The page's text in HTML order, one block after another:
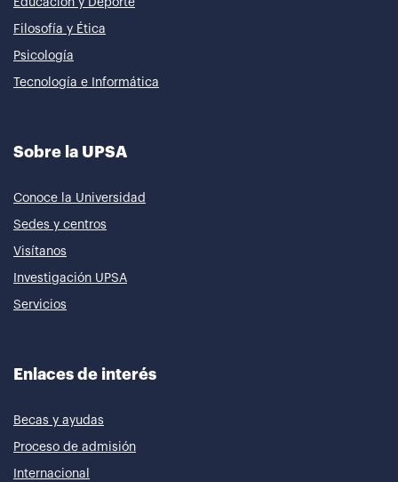
Educación y Deporte
Filosofía y Ética
Psicología
Tecnología e Informática
Sobre la UPSA
Conoce la Universidad
Sedes y centros
Visítanos
Investigación UPSA
Servicios
Enlaces de interés
Becas y ayudas
Proceso de admisión
Internacional